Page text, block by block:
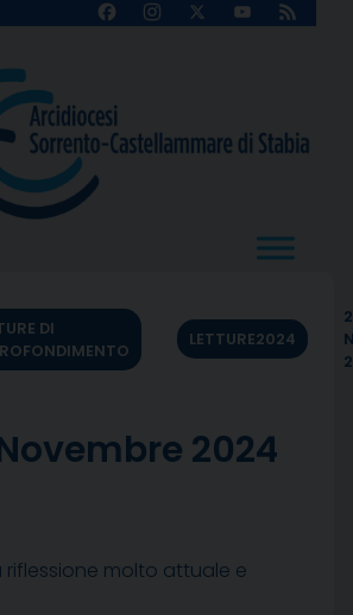
FacebookInstagram
X
YouTube
Feed
DI
LETTURE2024
2
2024
molto attuale e